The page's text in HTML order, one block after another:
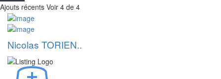
Ajouts récents Voir 4 de 4
Nicolas TORIEN..